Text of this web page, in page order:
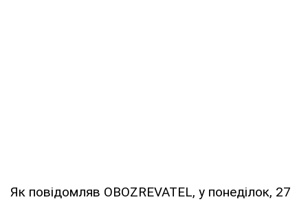
Як повідомляв OBOZREVATEL, у понеділок, 27